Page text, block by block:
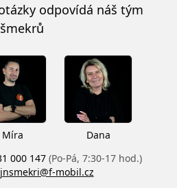
odpovídá náš tým
Míra
Dana
000 147 (Po-Pá, 7:30-17 hod.)
mobil.cz